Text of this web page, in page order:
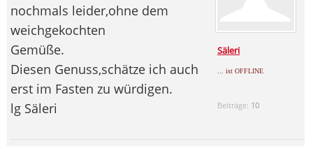
Säleri
... ist OFFLINE
Beiträge: 10
nochmals leider,ohne dem
weichgekochten
Gemüße.
Diesen Genuss,schätze ich auch
erst im Fasten zu würdigen.
lg Säleri